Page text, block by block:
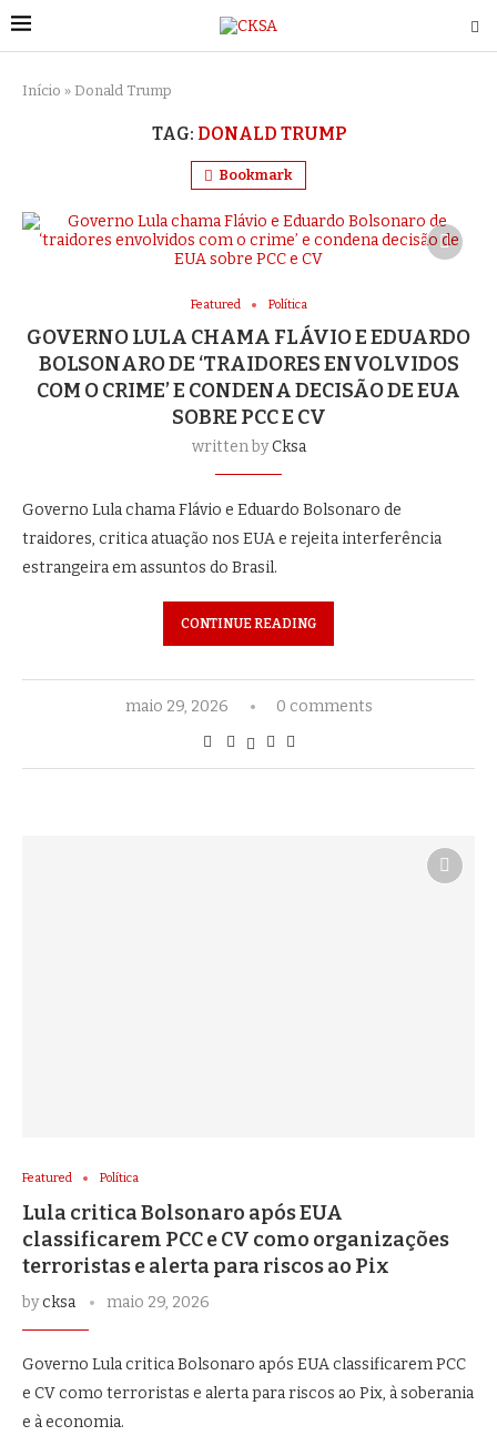
Início » Donald Trump
TAG: DONALD TRUMP
Bookmark
Featured Política
GOVERNO LULA CHAMA FLÁVIO E EDUARDO
BOLSONARO DE ‘TRAIDORES ENVOLVIDOS
COM O CRIME’ E CONDENA DECISÃO DE EUA
SOBRE PCC E CV
written byCksa
Governo Lula chama Flávio e Eduardo Bolsonaro de
traidores, critica atuação nos EUA e rejeita interferência
estrangeira em assuntos do Brasil.
CONTINUE READING
maio 29, 2026 0 comments
Featured Política
Lula critica Bolsonaro após EUA
classificarem PCC e CV como organizações
terroristas e alerta para riscos ao Pix
bycksa maio 29, 2026
Governo Lula critica Bolsonaro após EUA classificarem PCC
e CV como terroristas e alerta para riscos ao Pix, à soberania
e à economia.